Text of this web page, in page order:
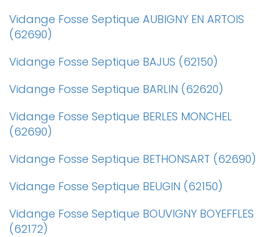
Vidange Fosse Septique AUBIGNY EN ARTOIS
(62690)
Vidange Fosse Septique BAJUS (62150)
Vidange Fosse Septique BARLIN (62620)
Vidange Fosse Septique BERLES MONCHEL
(62690)
Vidange Fosse Septique BETHONSART (62690)
Vidange Fosse Septique BEUGIN (62150)
Vidange Fosse Septique BOUVIGNY BOYEFFLES
(62172)